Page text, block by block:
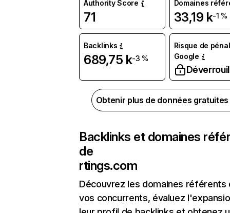
Authority Score
71
Domaines
33,19 k-1 %
Backlinks
689,75 k-3 %
Risque de
Google
Obtenir plus de données
Backlinks et domaines
de
rtings.com
Découvrez les domaines référents
vos concurrents, évaluez